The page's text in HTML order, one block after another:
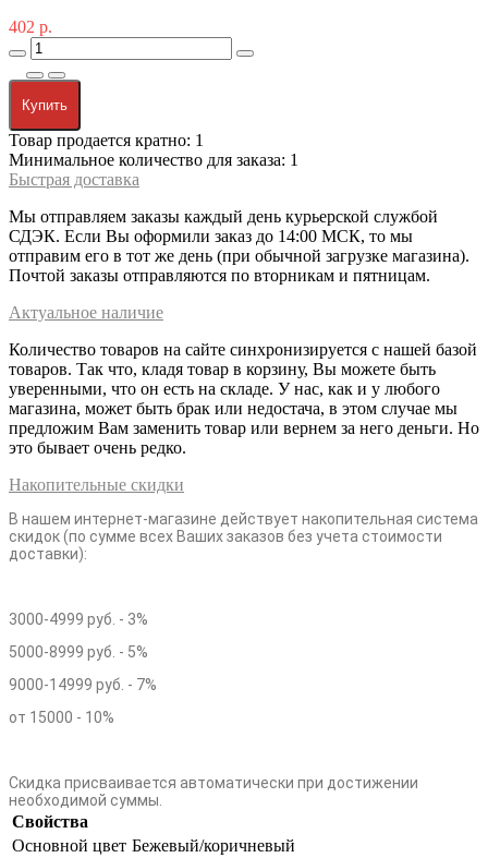
402 р.
Купить
Товар продается кратно: 1
Минимальное количество для заказа: 1
Быстрая доставка
Мы отправляем заказы каждый день курьерской службой
СДЭК. Если Вы оформили заказ до 14:00 МСК, то мы
отправим его в тот же день (при обычной загрузке магазина).
Почтой заказы отправляются по вторникам и пятницам.
Актуальное наличие
Количество товаров на сайте синхронизируется с нашей базой
товаров. Так что, кладя товар в корзину, Вы можете быть
уверенными, что он есть на складе. У нас, как и у любого
магазина, может быть брак или недостача, в этом случае мы
предложим Вам заменить товар или вернем за него деньги. Но
это бывает очень редко.
Накопительные скидки
В нашем интернет-магазине действует накопительная система
скидок (по сумме всех Ваших заказов без учета стоимости
доставки):
3000-4999 руб. - 3%
5000-8999 руб. - 5%
9000-14999 руб. - 7%
от 15000 - 10%
Скидка присваивается автоматически при достижении
необходимой суммы.
Свойства
Основной цвет Бежевый/коричневый